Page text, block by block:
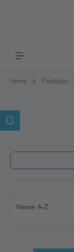
Home Produkte